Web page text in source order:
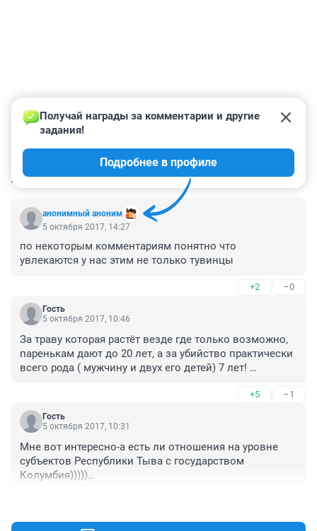
КОММЕНТАРИИ 16
анонимный аноним
Получай награды за комментарии и другие
задания!
Подробнее в профиле
5 октября 2017, 14:27
по некоторым комментариям понятно что
увлекаются у нас этим не только тувинцы
+2 –0
Гость
5 октября 2017, 10:46
За траву которая растёт везде где только возможно,
паренькам дают до 20 лет, а за убийство практически
всего рода ( мужчину и двух его детей) 7 лет!
+5 –1
Гость
5 октября 2017, 10:31
Мне вот интересно-а есть ли отношения на уровне
субъектов Республики Тыва с государством
Колумбия)))))